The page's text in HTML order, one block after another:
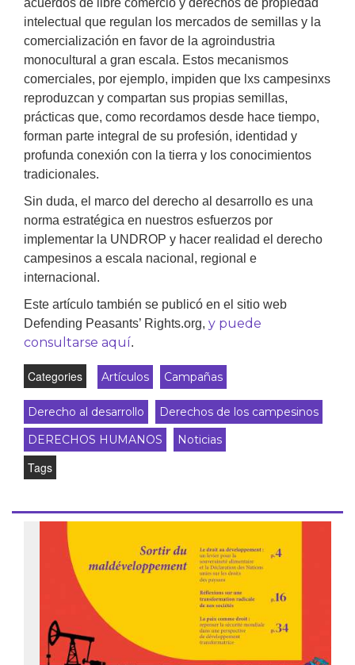
acuerdos de libre comercio y derechos de propiedad
intelectual que regulan los mercados de semillas y la
comercialización en favor de la agroindustria
monocultural a gran escala. Estos mecanismos
comerciales, por ejemplo, impiden que lxs campesinxs
reproduzcan y compartan sus propias semillas,
prácticas que, como recordamos desde hace tiempo,
forman parte integral de su profesión, identidad y
profunda conexión con la tierra y los conocimientos
tradicionales.
Sin duda, el marco del derecho al desarrollo es una
norma estratégica en nuestros esfuerzos por
implementar la UNDROP y hacer realidad el derecho
campesinos a escala nacional, regional e
internacional.
Este artículo también se publicó en el sitio web
Defending Peasants’ Rights.org, y puede
consultarse aquí.
Categories Artículos Campañas
Derecho al desarrollo
Derechos de los campesinos
DERECHOS HUMANOS
Noticias
Tags